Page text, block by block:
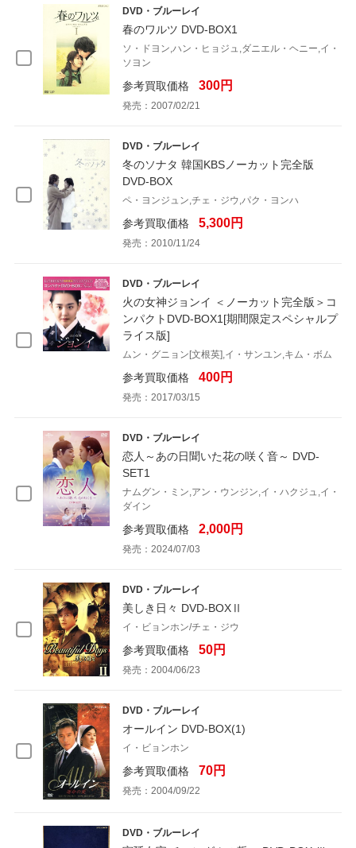
DVD・ブルーレイ
春のワルツ DVD-BOX1
ソ・ドヨン,ハン・ヒョジュ,ダニエル・ヘニー,イ・
ソヨン
参考買取価格 300円
発売：2007/02/21
DVD・ブルーレイ
冬のソナタ 韓国KBSノーカット完全版
DVD-BOX
ペ・ヨンジュン,チェ・ジウ,パク・ヨンハ
参考買取価格 5,300円
発売：2010/11/24
DVD・ブルーレイ
火の女神ジョンイ ＜ノーカット完全版＞コ
ンパクトDVD-BOX1[期間限定スペシャルプ
ライス版]
ムン・グニョン[文根英],イ・サンユン,キム・ボム
参考買取価格 400円
発売：2017/03/15
DVD・ブルーレイ
恋人～あの日聞いた花の咲く音～ DVD-
SET1
ナムグン・ミン,アン・ウンジン,イ・ハクジュ,イ・
ダイン
参考買取価格 2,000円
発売：2024/07/03
DVD・ブルーレイ
美しき日々 DVD-BOXⅡ
イ・ビョンホン/チェ・ジウ
参考買取価格 50円
発売：2004/06/23
DVD・ブルーレイ
オールイン DVD-BOX(1)
イ・ビョンホン
参考買取価格 70円
発売：2004/09/22
DVD・ブルーレイ